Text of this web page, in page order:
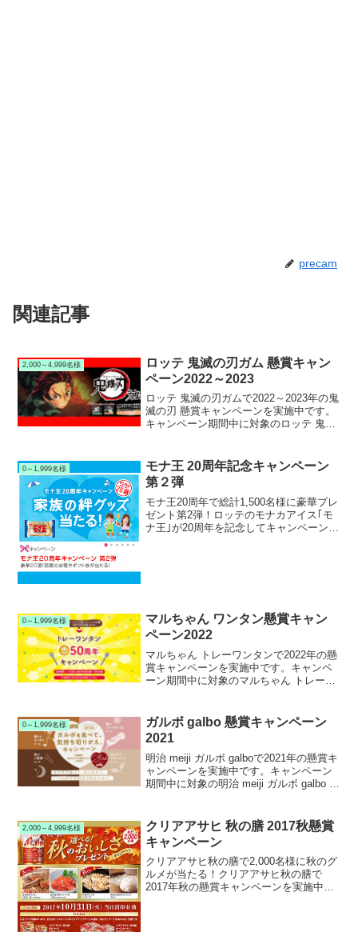
precam
関連記事
2,000～4,999名様
ロッテ 鬼滅の刃ガム 懸賞キャン
ペーン2022～2023
ロッテ 鬼滅の刃ガムで2022～2023年の鬼
滅の刃 懸賞キャンペーンを実施中です。
キャンペーン期間中に対象のロッテ 鬼滅
ナルフィギュアまたは鬼滅の刃トミカな
どが当たります。
0～1,999名様
モナ王 20周年記念キャンペーン
第２弾
モナ王20周年で総計1,500名様に豪華プレ
ゼント第2弾！ロッテのモナカアイス｢モ
ナ王｣が20周年を記念してキャンペーン第
0～1,999名様
マルちゃん ワンタン懸賞キャン
ペーン2022
マルちゃん トレーワンタンで2022年の懸
賞キャンペーンを実施中です。キャンペ
ーン期間中に対象のマルちゃん トレーワ
詰合せまたは選べる電子マネーなどが当
たります。
0～1,999名様
ガルボ galbo 懸賞キャンペーン
2021
明治 meiji ガルボ galboで2021年の懸賞キ
ャンペーンを実施中です。キャンペーン
期間中に対象の明治 meiji ガルボ galbo シ
ります。
2,000～4,999名様
クリアアサヒ 秋の膳 2017秋懸賞
キャンペーン
クリアアサヒ秋の膳で2,000名様に秋のグ
ルメが当たる！クリアアサヒ秋の膳で
2017年秋の懸賞キャンペーンを実施中で